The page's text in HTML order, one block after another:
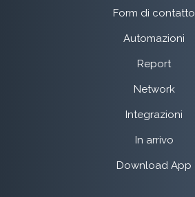
Form di contatto
Automazioni
Report
Network
Integrazioni
In arrivo
Download App